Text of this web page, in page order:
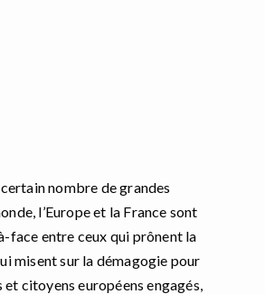
nombre de grandes
l’Europe et la France sont
face entre ceux qui prônent la
misent sur la démagogie pour
citoyens européens engagés,